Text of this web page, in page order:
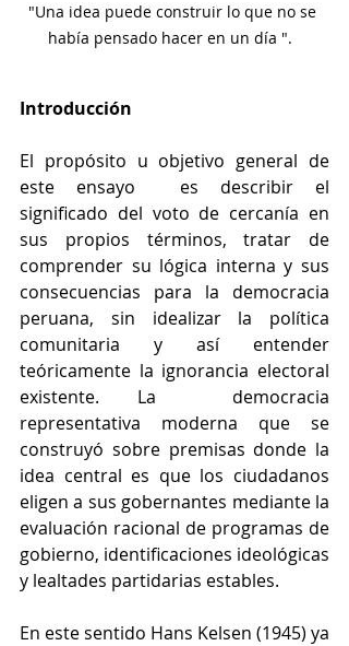
"Una idea puede construir lo que no se
había pensado hacer en un día ".
Introducción
El propósito u objetivo general de
este ensayo  es describir el
significado del voto de cercanía en
sus propios términos, tratar de
comprender su lógica interna y sus
consecuencias para la democracia
peruana, sin idealizar la política
comunitaria y así entender
teóricamente la ignorancia electoral
existente. La  democracia
representativa moderna que se
construyó sobre premisas donde la
idea central es que los ciudadanos
eligen a sus gobernantes mediante la
evaluación racional de programas de
gobierno, identificaciones ideológicas
y lealtades partidarias estables.
En este sentido Hans Kelsen (1945) ya